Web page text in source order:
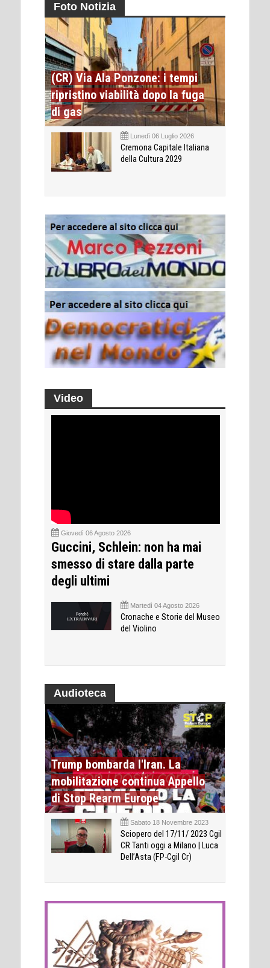
Foto Notizia
(CR) Via Ala Ponzone: i tempi
ripristino viabilità dopo la fuga
di gas
Lunedì 06 Luglio 2026
Cremona Capitale Italiana
della Cultura 2029
Video
Giovedì 06 Agosto 2026
Guccini, Schlein: non ha mai
smesso di stare dalla parte
degli ultimi
Martedì 04 Agosto 2026
Cronache e Storie del Museo
del Violino
Audioteca
Trump bombarda l'Iran. La
mobilitazione continua Appello
di Stop Rearm Europe
Sabato 18 Novembre 2023
Sciopero del 17/11/ 2023 Cgil
CR Tanti oggi a Milano | Luca
Dell’Asta (FP-Cgil Cr)